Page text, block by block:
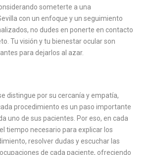
someterte a una
con un enfoque y un seguimiento
no dudes en ponerte en contacto
Tu visión y tu bienestar ocular son
para dejarlos al azar.
distingue por su cercanía y empatía,
procedimiento es un paso importante
uno de sus pacientes. Por eso, en cada
tiempo necesario para explicar los
resolver dudas y escuchar las
de cada paciente, ofreciendo